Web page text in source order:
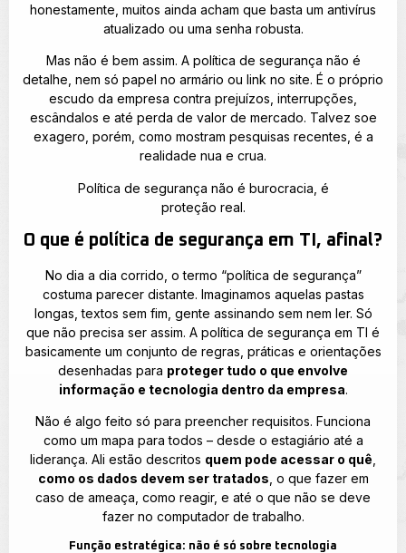
honestamente, muitos ainda acham que basta um antivírus
atualizado ou uma senha robusta.
Mas não é bem assim. A política de segurança não é
detalhe, nem só papel no armário ou link no site. É o próprio
escudo da empresa contra prejuízos, interrupções,
escândalos e até perda de valor de mercado. Talvez soe
exagero, porém, como mostram pesquisas recentes, é a
realidade nua e crua.
Política de segurança não é burocracia, é
proteção real.
O que é política de segurança em TI, afinal?
No dia a dia corrido, o termo “política de segurança”
costuma parecer distante. Imaginamos aquelas pastas
longas, textos sem fim, gente assinando sem nem ler. Só
que não precisa ser assim. A política de segurança em TI é
basicamente um conjunto de regras, práticas e orientações
desenhadas para proteger tudo o que envolve
informação e tecnologia dentro da empresa.
Não é algo feito só para preencher requisitos. Funciona
como um mapa para todos – desde o estagiário até a
liderança. Ali estão descritos quem pode acessar o quê
como os dados devem ser tratados , o que fazer em
caso de ameaça, como reagir, e até o que não se deve
fazer no computador de trabalho.
Função estratégica: não é só sobre tecnologia